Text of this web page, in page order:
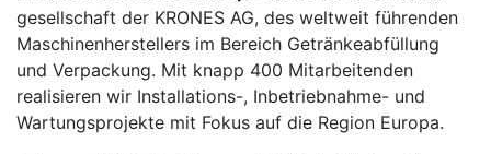
gesellschaft der KRONES AG, des weltweit führenden
Maschinen­herstellers im Bereich Getränke­abfüllung
und Verpackung. Mit knapp 400 Mitarbei­tenden
realisieren wir Installations-, Inbetrieb­nahme- und
Wartungs­projekte mit Fokus auf die Region Europa.